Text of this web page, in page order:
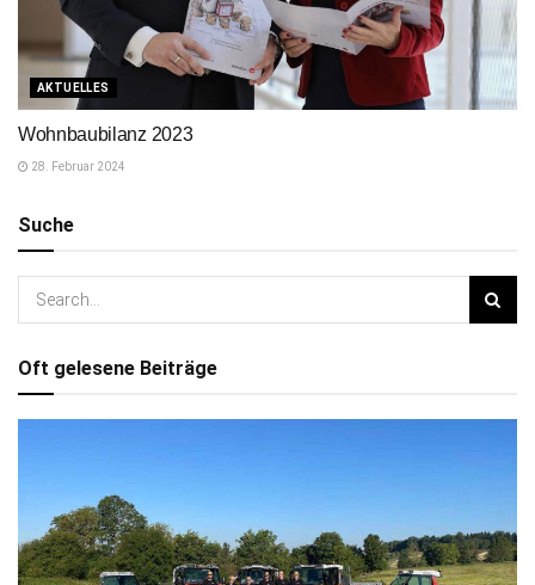
AKTUELLES
Wohnbaubilanz 2023
28. Februar 2024
Suche
Oft gelesene Beiträge